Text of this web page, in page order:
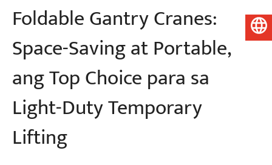
Foldable Gantry Cranes:
Space-Saving at Portable,
ang Top Choice para sa
Light-Duty Temporary
Lifting
Pilipino